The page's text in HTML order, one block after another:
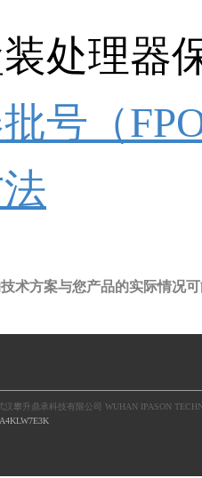
处理器
号（
术方案与您产品的实际情况
攀升鼎承科技有限公司 WUHAN IPASON